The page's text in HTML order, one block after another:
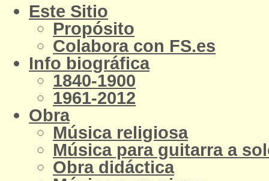
Este Sitio
Propósito
Colabora con FS.es
Info biográfica
1840-1900
1961-2012
Obra
Música religiosa
Música para guitarra a
Obra didáctica